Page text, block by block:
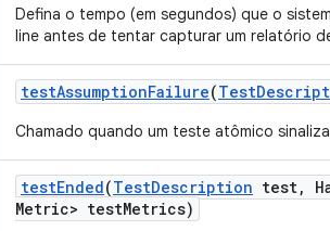
Defina o tempo (em segundos) que o
line antes de tentar capturar um relatório
testAssumptionFailure(Test
Chamado quando um teste atômico
testEnded(TestDescription test,
Metric> testMetrics)